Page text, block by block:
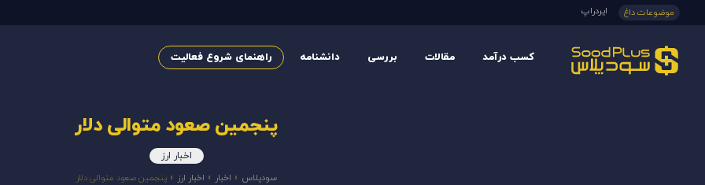
موضوعات داغ ایردراپ
کسب درآمد مقالات بررسی دانشنامه راهنمای شروع فعالیت
پنجمین صعود متوالی دلار
اخبار ارز
سودپلاس » اخبار » اخبار ارز » پنجمین صعود متوالی دلار